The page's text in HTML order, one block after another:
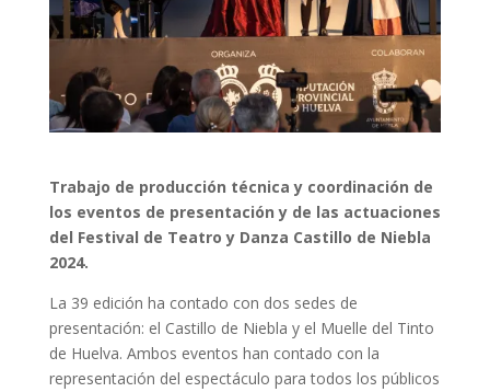
Trabajo de producción técnica y coordinación de
los eventos de presentación y de las actuaciones
del Festival de Teatro y Danza Castillo de Niebla
2024.
La 39 edición ha contado con dos sedes de
presentación: el Castillo de Niebla y el Muelle del Tinto
de Huelva. Ambos eventos han contado con la
representación del espectáculo para todos los públicos